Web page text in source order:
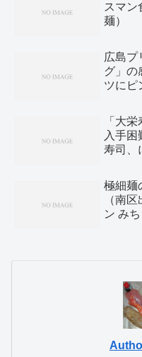
スマン
麺）
広島プ
グ」の
ツにピ
「大
入手困
寿司、
極細麺
（南
ン みち